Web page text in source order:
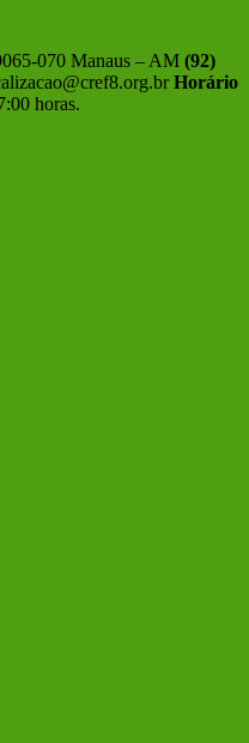
070 Manaus – AM (92)
Horário
horas.